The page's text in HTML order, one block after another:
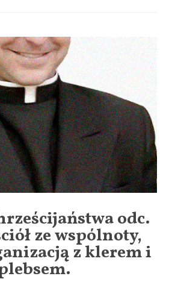
odc.
ze wspólnoty,
z klerem i